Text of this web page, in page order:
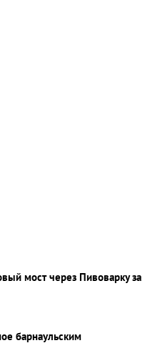
мост через Пивоварку за
барнаульским